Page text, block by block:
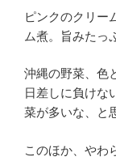
ピンクのクリー
ム煮。旨みたっ
沖縄の野菜、色
日差しに負けな
菜が多いな、と
このほか、やわ